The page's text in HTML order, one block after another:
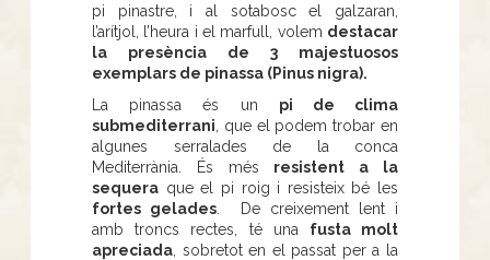
pi pinastre, i al sotabosc el galzaran,
l’arítjol, l’heura i el marfull, volem destacar
la presència de 3 majestuosos
exemplars de pinassa (Pinus nigra).
La pinassa és un pi de clima
submediterrani , que el podem trobar en
algunes serralades de la conca
Mediterrània. És més resistent a la
sequera que el pi roig i resisteix bé les
fortes gelades . De creixement lent i
amb troncs rectes, té una fusta molt
apreciada , sobretot en el passat per a la